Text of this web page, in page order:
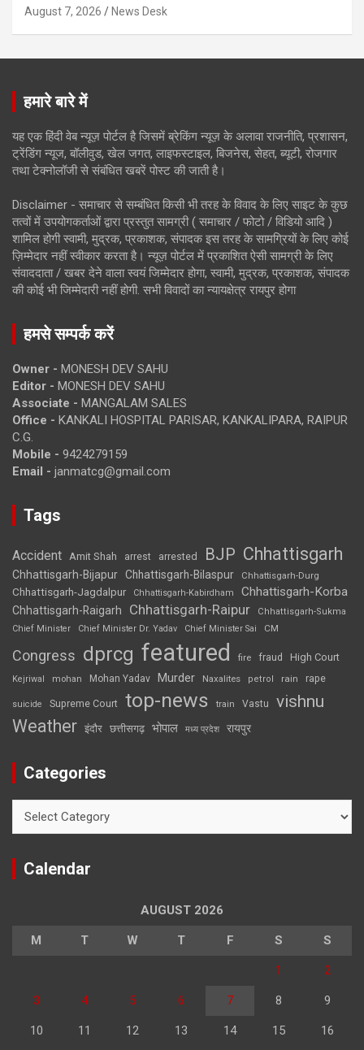
August 7, 2026 News Desk
हमारे बारे में
यह एक हिंदी वेब न्यूज़ पोर्टल है जिसमें ब्रेकिंग न्यूज़ के अलावा राजनीति, प्रशासन,
ट्रेंडिंग न्यूज, बॉलीवुड, खेल जगत, लाइफस्टाइल, बिजनेस, सेहत, ब्यूटी, रोजगार
तथा टेक्नोलॉजी से संबंधित खबरें पोस्ट की जाती है।
Disclaimer - समाचार से सम्बंधित किसी भी तरह के विवाद के लिए साइट के कुछ
तत्वों में उपयोगकर्ताओं द्वारा प्रस्तुत सामग्री ( समाचार / फोटो / विडियो आदि )
शामिल होगी स्वामी, मुद्रक, प्रकाशक, संपादक इस तरह के सामग्रियों के लिए कोई
ज़िम्मेदार नहीं स्वीकार करता है। न्यूज़ पोर्टल में प्रकाशित ऐसी सामग्री के लिए
संवाददाता / खबर देने वाला स्वयं जिम्मेदार होगा, स्वामी, मुद्रक, प्रकाशक, संपादक
की कोई भी जिम्मेदारी नहीं होगी. सभी विवादों का न्यायक्षेत्र रायपुर होगा
हमसे सम्पर्क करें
Owner - MONESH DEV SAHU
Editor - MONESH DEV SAHU
Associate - MANGALAM SALES
Office - KANKALI HOSPITAL PARISAR, KANKALIPARA, RAIPUR
C.G.
Mobile - 9424279159
Email - janmatcg@gmail.com
Tags
Accident Amit Shah arrest arrested BJP Chhattisgarh
Chhattisgarh-Bijapur Chhattisgarh-Bilaspur Chhattisgarh-Durg
Chhattisgarh-Jagdalpur Chhattisgarh-Kabirdham Chhattisgarh-Korba
Chhattisgarh-Raigarh Chhattisgarh-Raipur
Chhattisgarh-Sukma
Chief Minister
Chief Minister Dr. Yadav Chief Minister Sai CM
Congress dprcg featured fire fraud High Court
Kejriwal mohan Mohan Yadav Murder Naxalites petrol rain rape
suicide Supreme Court top-news train Vastu vishnu
Weather इंदौर छत्तीसगढ़ भोपाल मध्य प्रदेश रायपुर
Categories
Calendar
AUGUST 2026
M T W T F S S
1 2
3 4 5 6 7 8 9
10 11 12 13 14 15 16